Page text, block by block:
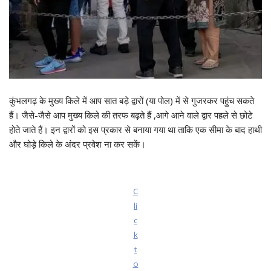
कुंभलगढ़ के मुख्य किले में आप सात बड़े द्वारों (या पोल) में से गुजरकर पहुंच सकते
हैं। जैसे-जैसे आप मुख्य किले की तरफ बढ़ते हैं ,आगे आने वाले द्वार पहले से छोटे
होते जाते हैं। इन द्वारों को इस प्रकार से बनाया गया था ताकि एक सीमा के बाद हाथी
और घोड़े किले के अंदर प्रवेश ना कर सकें।
C
li
c
k
t
o